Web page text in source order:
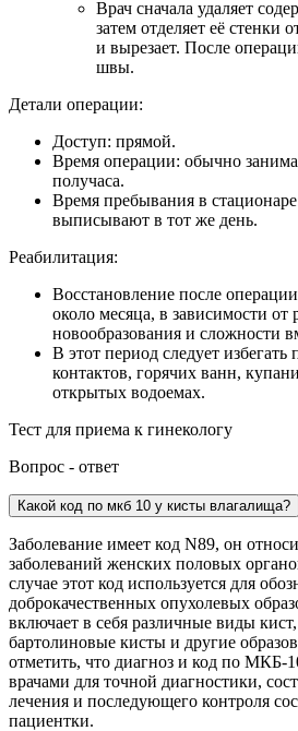
Врач сначала удаляет
затем отделяет её стенки
и вырезает. После
швы.
Детали операции:
Доступ: прямой.
Время операции: обычно
получаса.
Время пребывания в
выписывают в тот же день.
Реабилитация:
Восстановление после
около месяца, в зависимости от
новообразования и сложности
В этот период следует избегать
контактов, горячих ванн,
открытых водоемах.
Тест для приема к гинекологу
Вопрос - ответ
Какой код по мкб 10 у кисты влагалища?
Заболевание имеет код N89, он
заболеваний женских половых
случае этот код используется для
доброкачественных опухолевых
включает в себя различные виды
бартолиновые кисты и другие
отметить, что диагноз и код по МКБ-
врачами для точной диагностики,
лечения и последующего контроля
пациентки.